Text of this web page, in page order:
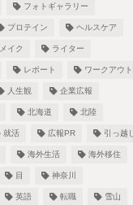
フォトギャラリー
プロテイン ヘルスケア
メイク ライター
レポート ワークアウト
人生観 企業広報
北海道 北陸
就活 広報PR 引っ越
海外生活 海外移住
目 神奈川
英語 転職 雪山